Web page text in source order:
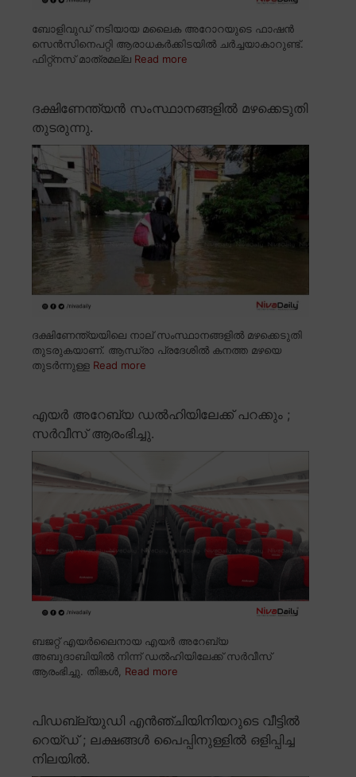
ബോളിവുഡ് നടിയായ മലൈക അറോറയുടെ ഫാഷൻ
സെൻസിനെപറ്റി ആരാധകർക്കിടയിൽ ചർച്ചയാകാറുണ്ട്.
ഫിറ്റ്നസ് മാത്രമല്ല Read more
ദക്ഷിണേന്ത്യൻ സംസ്ഥാനങ്ങളിൽ മഴക്കെടുതി
തുടരുന്നു.
ദക്ഷിണേന്ത്യയിലെ നാല് സംസ്ഥാനങ്ങളിൽ മഴക്കെടുതി
തുടരുകയാണ്. ആന്ധ്രാ പ്രദേശിൽ കനത്ത മഴയെ
തുടർന്നുള്ള Read more
എയർ അറേബ്യ ഡൽഹിയിലേക്ക് പറക്കും ;
സർവീസ് ആരംഭിച്ചു.
ബജറ്റ് എയർലൈനായ എയർ അറേബ്യ
അബുദാബിയിൽ നിന്ന് ഡൽഹിയിലേക്ക് സർവീസ്
ആരംഭിച്ചു. തിങ്കൾ, Read more
പിഡബ്ല്യുഡി എൻഞ്ചിയിനിയറുടെ വീട്ടിൽ
റെയ്ഡ് ; ലക്ഷങ്ങൾ പൈപ്പിനുള്ളിൽ ഒളിപ്പിച്ച
നിലയിൽ.